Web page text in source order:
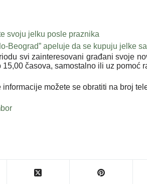
svoju jelku posle praznika
Beograd” apeluje da se kupuju jelke
svi zainteresovani građani svoje
15,00 časova, samostalno ili uz pomoć
informacije možete se obratiti na broj